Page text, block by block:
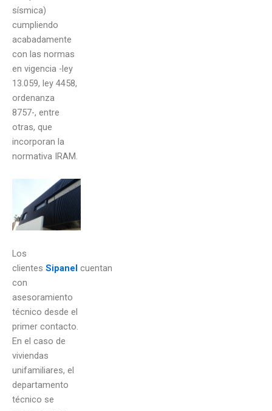
sísmica)
cumpliendo
acabadamente
con las normas
en vigencia -ley
13.059, ley 4458,
ordenanza
8757-, entre
otras, que
incorporan la
normativa IRAM.
Los
clientes Sipanel cuentan
con
asesoramiento
técnico desde el
primer contacto.
En el caso de
viviendas
unifamiliares, el
departamento
técnico se